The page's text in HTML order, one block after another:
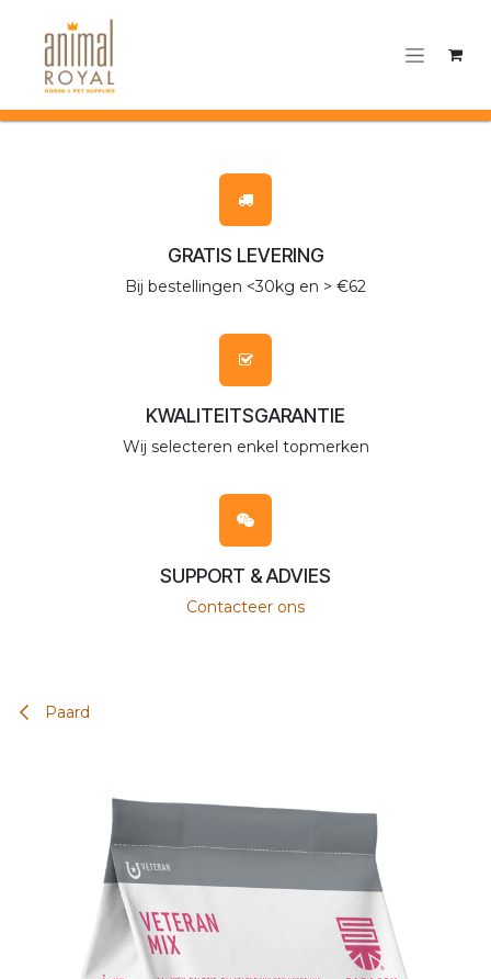
GRATIS LEVERING
Bij bestellingen <30kg en > €62
KWALITEITSGARANTIE
Wij selecteren enkel topmerken
SUPPORT & ADVIES
Contacteer ons
Paard